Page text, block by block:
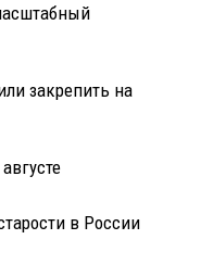
закрепить на
в России